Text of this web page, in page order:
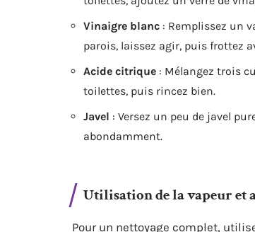
Vinaigre blanc : Remplissez un
parois, laissez agir, puis frottez
Acide citrique : Mélangez trois
toilettes, puis rincez bien.
Javel : Versez un peu de javel
abondamment.
Utilisation de la vapeur et
Pour un nettoyage complet,